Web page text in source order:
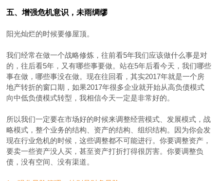
五、增强危机意识，未雨绸缪
阳光灿烂的时候要修屋顶。
我们经常在做一个战略修炼，往前看5年我们应该做什么事是对
的，往后看5年，又有哪些事要做。站在5年后看今天，我们哪些
事在做，哪些事没在做。现在往回看，其实2017年就是一个房
地产转折的窗口期，如果2017年很多企业就开始从高负债模式
向中低负债模式转型，我相信今天一定是非常好的。
所以我们一定要在市场好的时候来调整经营模式、发展模式，战
略模式，整个业务的结构、资产的结构、组织结构。因为你会发
现在行业危机的时候，这些调整都不可能进行。你要调整资产，
要卖一些资产没人买，甚至资产打折打得很厉害。你要调整负
债，没有空间、没有渠道。